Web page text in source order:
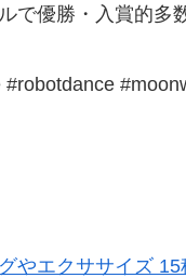
で優勝・入賞的多
やエクササイズ